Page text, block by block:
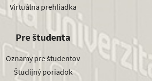
Virtuálna prehliadka
Pre študenta
Oznamy pre študentov
Študijný poriadok